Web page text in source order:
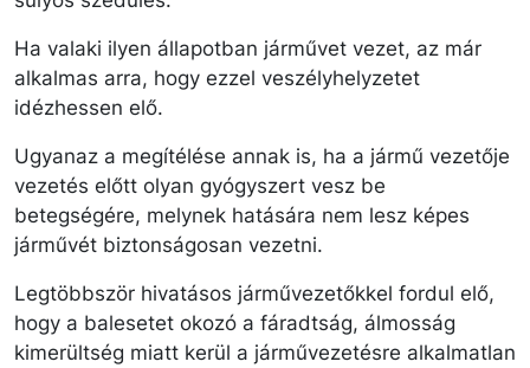
Ha valaki ilyen állapotban járművet vezet, az már
alkalmas arra, hogy ezzel veszélyhelyzetet
idézhessen elő.
Ugyanaz a megítélése annak is, ha a jármű vezetője
vezetés előtt olyan gyógyszert vesz be
betegségére, melynek hatására nem lesz képes
járművét biztonságosan vezetni.
Legtöbbször hivatásos járművezetőkkel fordul elő,
hogy a balesetet okozó a fáradtság, álmosság
kimerültség miatt kerül a járművezetésre alkalmatlan